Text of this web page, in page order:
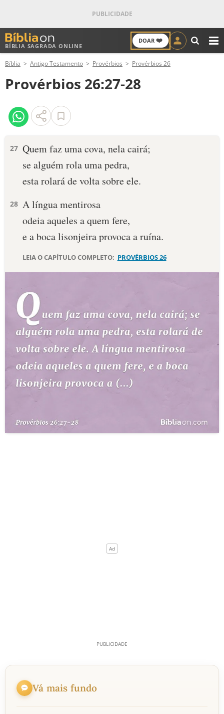
BÍBLIA SAGRADA ONLINE
DOAR ❤️
ANTIGO TESTAMENTO
NOVO TESTAMENTO
VERSÍCULOS
PALAVRA DO DIA
DEVOCIONAL DIÁRIO
10 MANDAMENTOS
ESBOÇOS DE PREGAÇÃO
TEMAS
PERGUNTE À BÍBLIA
TERMO BÍBLICO JOGOS
LOJA BÍBLIAON
Bíblia Antigo Testamento Provérbios Provérbios 26
Provérbios 26:27-28
27 Quem faz uma cova, nela cairá;
se alguém rola uma pedra,
esta rolará de volta sobre ele.
28 A língua mentirosa
odeia aqueles a quem fere,
e a boca lisonjeira provoca a ruína.
LEIA O CAPÍTULO COMPLETO: PROVÉRBIOS 26
Vá mais fundo